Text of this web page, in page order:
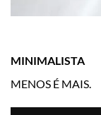
MINIMALISTA
MENOS É MAIS.